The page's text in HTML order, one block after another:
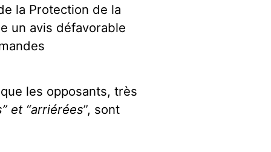
la Protection de la
un avis défavorable
les opposants, très
et “arriérées”, sont